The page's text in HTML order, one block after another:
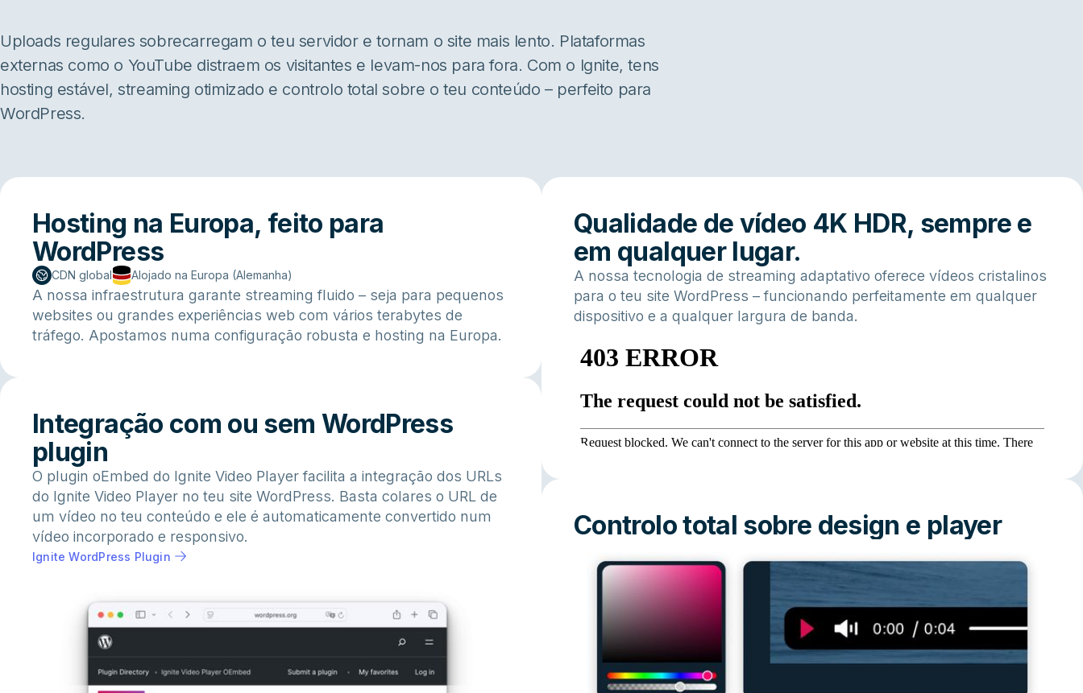
Uploads regulares sobrecarregam o teu servidor e tornam o site mais lento. Plataformas
externas como o YouTube distraem os visitantes e levam-nos para fora. Com o Ignite, tens
hosting estável, streaming otimizado e controlo total sobre o teu conteúdo – perfeito para
WordPress.
Hosting na Europa, feito para
WordPress
CDN global Alojado na Europa (Alemanha)
A nossa infraestrutura garante streaming fluido – seja para pequenos
websites ou grandes experiências web com vários terabytes de
tráfego. Apostamos numa configuração robusta e hosting na Europa.
Integração com ou sem WordPress
plugin
O plugin oEmbed do Ignite Video Player facilita a integração dos URLs
do Ignite Video Player no teu site WordPress. Basta colares o URL de
um vídeo no teu conteúdo e ele é automaticamente convertido num
vídeo incorporado e responsivo.
Ignite WordPress Plugin
Qualidade de vídeo 4K HDR, sempre e
em qualquer lugar.
A nossa tecnologia de streaming adaptativo oferece vídeos cristalinos
para o teu site WordPress – funcionando perfeitamente em qualquer
dispositivo e a qualquer largura de banda.
Controlo total sobre design e player